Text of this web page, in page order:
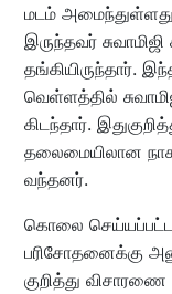
மடம்
இருந்தவர்
தங்கியிருந்தார்.
வெள்ளத்தில்
கிடந்தார்.
தலைமையிலான
வந்தனர்.
கொலை செய்யப்பட்ட
பரிசோதனைக்கு
குறித்து விசாரணை